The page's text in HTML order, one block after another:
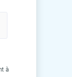
à